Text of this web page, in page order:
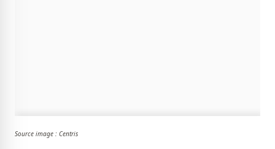
Source image : Centris